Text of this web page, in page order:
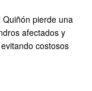
pierde una
afectados y
costosos